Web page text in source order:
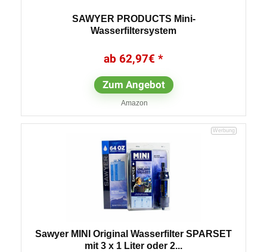
SAWYER PRODUCTS Mini-
Wasserfiltersystem
62,97€
Zum Angebot
Amazon
Sawyer MINI Original Wasserfilter SPARSET
mit 3 x 1 Liter oder 2...